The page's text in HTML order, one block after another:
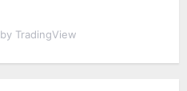
by TradingView